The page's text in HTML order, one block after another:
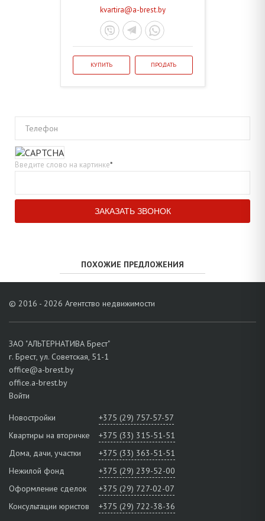
kvartira@a-brest.by
КУПИТЬ ПРОДАТЬ
Телефон
Введите слово на картинке*
ПОХОЖИЕ ПРЕДЛОЖЕНИЯ
© 2016 - 2026 Агентство недвижимости
ЗАО "АЛЬТЕРНАТИВА Брест"
г. Брест, ул. Советская, 51-1
office@a-brest.by
office.a-brest.by
Войти
Новостройки
+375 (29) 757-57-57
Квартиры на вторичке
+375 (33) 315-51-51
Дома, дачи, участки
+375 (33) 363-51-51
Нежилой фонд
+375 (29) 239-52-00
Оформление сделок
+375 (29) 727-02-07
Консультации юристов
+375 (29) 722-38-36